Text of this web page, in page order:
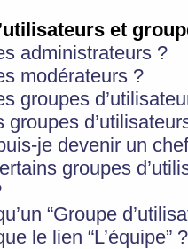
et
administrateurs ?
modérateurs ?
groupes
groupes
je devenir un
groupes
“Groupe
le lien “L’équipe” ?